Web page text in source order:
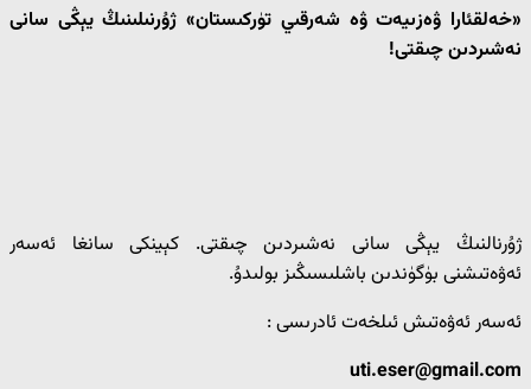
«خەلقئارا ۋەزىيەت ۋە شەرقىي تۈركىستان» ژۇرنىلىنىڭ يېڭى سانى
نەشىردىن چىقتى!
ژۇرنالنىڭ يېڭى سانى نەشىردىن چىقتى. كېينكى سانغا ئەسەر
ئەۋەتىشنى بۈگۈندىن باشلىسىڭىز بولىدۇ.
ئەسەر ئەۋەتىش ئىلخەت ئادرىسى :
uti.eser@gmail.com